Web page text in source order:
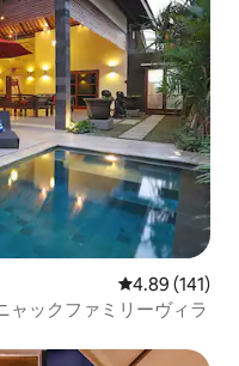
レビュー141
4.89 (141)
ャックファミリーヴィラ